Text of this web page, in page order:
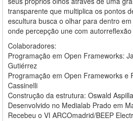
transparente que multiplica os pontos
escultura busca o olhar para dentro
onde percepção une com
Colaboradores:
Programação em Open Frameworks:
Gutiérrez
Programação em Open Frameworks e
Cassinelli
Construção da estrutura: Oswald
Desenvolvido no Medialab Prado em
Recebeu o VI ARCOmadrid/BEEP